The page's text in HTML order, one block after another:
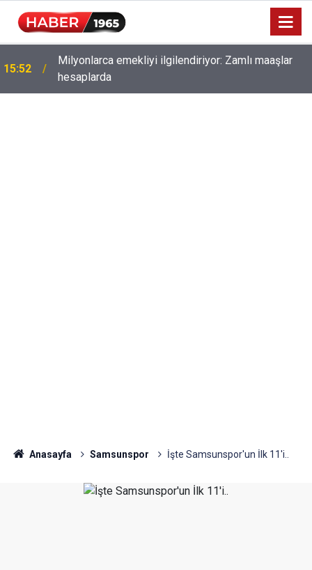
15:52
Milyonlarca emekliyi ilgilendiriyor: Zamlı maaşlar
hesaplarda
Anasayfa Samsunspor İşte Samsunspor'un İlk 11'i..